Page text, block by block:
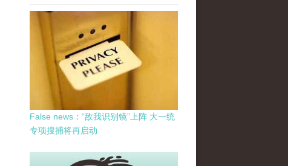
False news：“敌我识别镜”上阵 大一统
专项搜捕将再启动